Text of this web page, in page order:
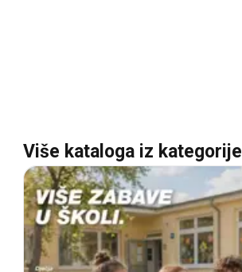
Više kataloga iz kategorije